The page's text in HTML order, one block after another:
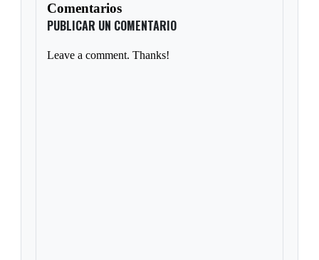
Comentarios
PUBLICAR UN COMENTARIO
Leave a comment. Thanks!